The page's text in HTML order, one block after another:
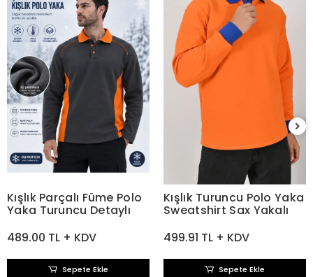
Kışlık Parçalı Füme Polo
Yaka Turuncu Detaylı
489.00 TL + KDV
Sepete Ekle
Kışlık Turuncu Polo Yaka
Sweatshirt Sax Yakalı
499.91 TL + KDV
Sepete Ekle